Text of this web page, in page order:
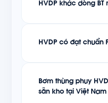
HVDP khác dòng BT
HVDP có đạt chuẩn
Bơm thùng phuy
sẵn kho tại Việt Nam